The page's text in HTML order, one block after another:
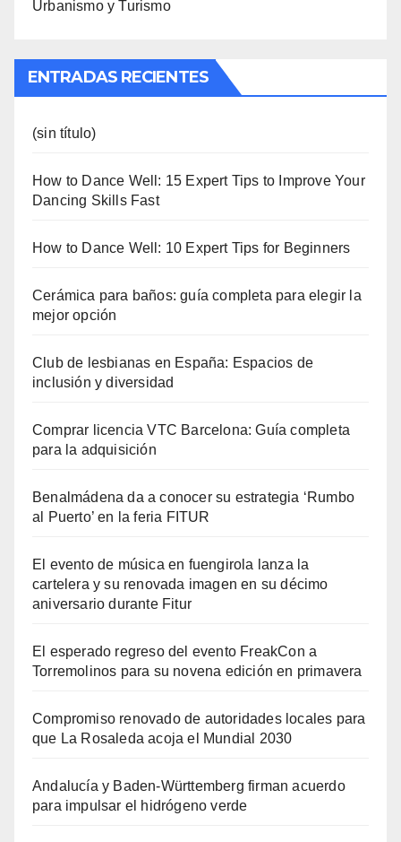
Urbanismo y Turismo
ENTRADAS RECIENTES
(sin título)
How to Dance Well: 15 Expert Tips to Improve Your
Dancing Skills Fast
How to Dance Well: 10 Expert Tips for Beginners
Cerámica para baños: guía completa para elegir la
mejor opción
Club de lesbianas en España: Espacios de
inclusión y diversidad
Comprar licencia VTC Barcelona: Guía completa
para la adquisición
Benalmádena da a conocer su estrategia ‘Rumbo
al Puerto’ en la feria FITUR
El evento de música en fuengirola lanza la
cartelera y su renovada imagen en su décimo
aniversario durante Fitur
El esperado regreso del evento FreakCon a
Torremolinos para su novena edición en primavera
Compromiso renovado de autoridades locales para
que La Rosaleda acoja el Mundial 2030
Andalucía y Baden-Württemberg firman acuerdo
para impulsar el hidrógeno verde